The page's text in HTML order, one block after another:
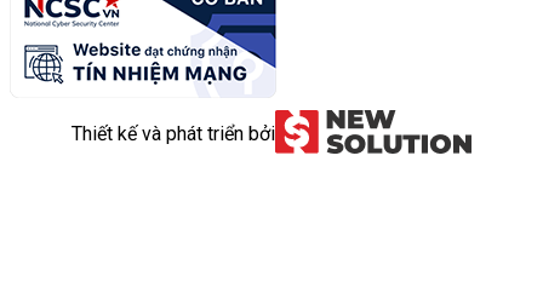
Thiết kế và phát triển bởi